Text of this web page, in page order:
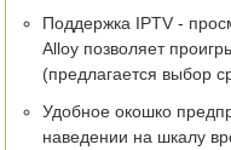
Поддержка IPTV -
Alloy позволяет
(предлагается выбор
Удобное окошко
наведении на шкалу